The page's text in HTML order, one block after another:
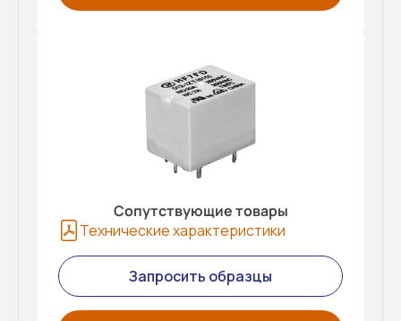
Сопутствующие товары
Технические характеристики
Запросить образцы